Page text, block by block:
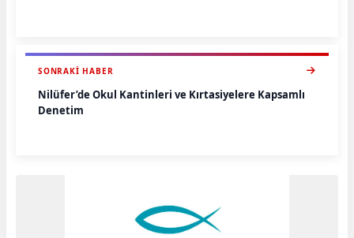
SONRAKI HABER
Nilüfer’de Okul Kantinleri ve Kırtasiyelere Kapsamlı
Denetim